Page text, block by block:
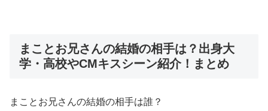
まことお兄さんの結婚の相手は？出身大
学・高校やCMキスシーン紹介！まとめ
まことお兄さんの結婚の相手は誰？